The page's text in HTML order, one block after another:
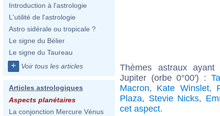
Introduction à l'astrologie
L'utilité de l'astrologie
Astro sidérale ou tropicale ?
Le signe du Bélier
Le signe du Taureau
+ Voir tous les articles
Articles astrologiques
Aspects planétaires
La conjonction Mercure Vénus
Thèmes astraux
Jupiter (orbe 0°00') :
Macron, Kate Winslet,
Plaza, Stevie Nicks,
cet aspect.